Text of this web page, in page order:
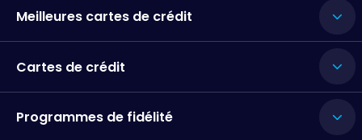
Meilleures cartes de crédit
Cartes de crédit
Programmes de fidélité